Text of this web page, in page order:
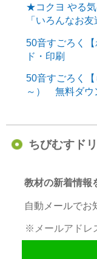
★コクヨ やる
「いろんなお友
50音すごろく
ド・印刷
50音すごろく
～） 無料ダウ
ちびむすド
教材の新着情報
自動メールでお